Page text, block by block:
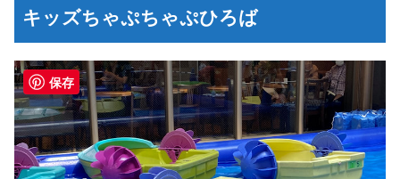
キッズちゃぷちゃぷひろば
保存